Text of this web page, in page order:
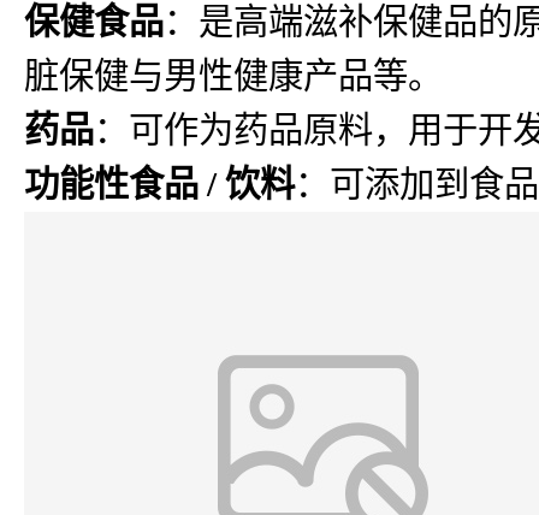
保健食品：是高端滋补保健品的
脏保健与男性健康产品等。
药品：可作为药品原料，用于开
功能性食品 / 饮料：可添加到食